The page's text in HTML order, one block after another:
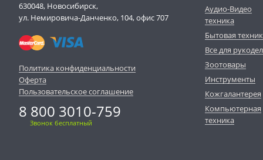
630048, Новосибирск,
ул. Немировича-Данченко, 104, офис 707
Политика конфиденциальности
Оферта
Пользовательское соглашение
8 800 3010-759
Звонок бесплатный
Аудио-Видео
техника
Бытовая
Все для
Зоотовары
Инструменты
Кожгалантерея
Компьютерная
техника